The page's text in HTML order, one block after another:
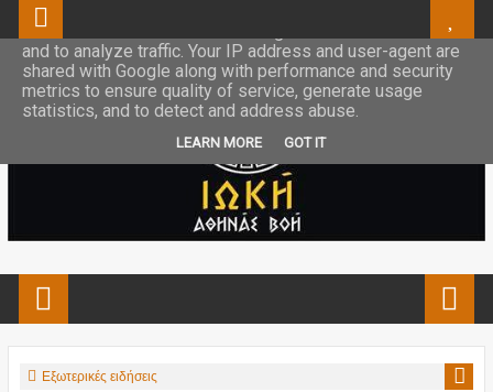
Εξωτερικές ειδήσεις
This site uses cookies from Google to deliver its services
and to analyze traffic. Your IP address and user-agent are
shared with Google along with performance and security
metrics to ensure quality of service, generate usage
statistics, and to detect and address abuse.
LEARN MORE GOT IT